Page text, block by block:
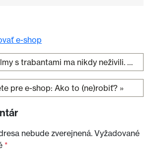
e-shop
ma nikdy neživili. Ani teraz, keď sú úspešné
pre e-shop: Ako to (ne)robiť? »
nebude zverejnená. Vyžadované
*